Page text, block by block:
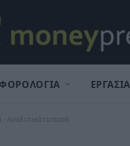
ΦΟΡΟΛΟΓΙΑ ΕΡΓΑΣΙΑ
- Αναλυτικά τα ποσά